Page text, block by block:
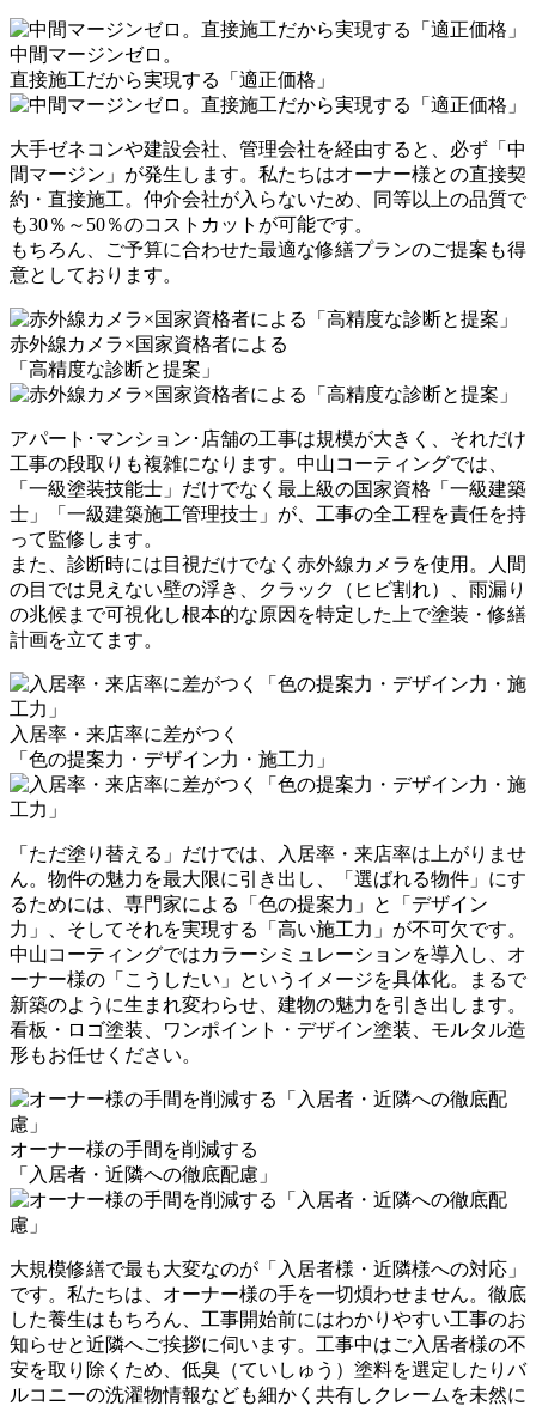
中間マージンゼロ。
直接施工だから実現する「適正価格」
大手ゼネコンや建設会社、管理会社を経由すると、必ず「中
間マージン」が発生します。私たちはオーナー様との直接契
約・直接施工。仲介会社が入らないため、同等以上の品質で
も30％～50％のコストカットが可能です。
もちろん、ご予算に合わせた最適な修繕プランのご提案も得
意としております。
赤外線カメラ×国家資格者による
「高精度な診断と提案」
アパート･マンション･店舗の工事は規模が大きく、それだけ
工事の段取りも複雑になります。中山コーティングでは、
「一級塗装技能士」だけでなく 最上級の国家資格「一級建築
士」「一級建築施工管理技士」 が、工事の全工程を責任を持
って監修します。
また、 診断時には目視だけでなく赤外線カメラを使用 。人間
の目では見えない壁の浮き、クラック（ヒビ割れ）、雨漏り
の兆候まで可視化し根本的な原因を特定した上で塗装・修繕
計画を立てます。
入居率・来店率に差がつく
「色の提案力・デザイン力・施工力」
「ただ塗り替える」だけでは、入居率・来店率は上がりませ
ん。物件の魅力を最大限に引き出し、「選ばれる物件」にす
るためには、専門家による「色の提案力」と「デザイン
力」、そしてそれを実現する「高い施工力」が不可欠です。
中山コーティングではカラーシミュレーションを導入し、オ
ーナー様の「こうしたい」というイメージを具体化。まるで
新築のように生まれ変わらせ、建物の魅力を引き出します。
看板・ロゴ塗装、ワンポイント・デザイン塗装、モルタル造
形もお任せください。
オーナー様の手間を削減する
「入居者・近隣への徹底配慮」
大規模修繕で最も大変なのが「入居者様・近隣様への対応」
です。私たちは、オーナー様の手を一切煩わせません。 徹底
した養生はもちろん、 工事開始前にはわかりやすい工事のお
知らせと近隣へご挨拶に伺います。工事中はご入居者様の不
安を取り除くため、 低臭（ていしゅう）塗料を選定 したりバ
ルコニーの洗濯物情報なども細かく共有し クレームを未然に